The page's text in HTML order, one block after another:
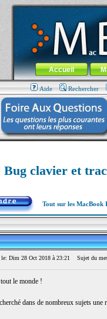
MacBook-fr.com : 100% Apple...
Aller au contenu-Aller au
Menu général
Accueil
Aide Rechercher
clavier et
Tout sur les MacBook
Dim 28 Oct 2018 à 23:21 Sujet du
le monde !
dans de nombreux sujets